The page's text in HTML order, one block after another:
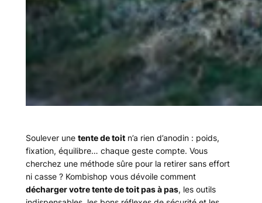
Soulever une tente de toitn’a rien d’anodin : poids,
fixation, équilibre… chaque geste compte. Vous
cherchez une méthode sûre pour la retirer sans effort
ni casse ? Kombishop vous dévoile comment
décharger votre tente de toit pas à pas, les outils